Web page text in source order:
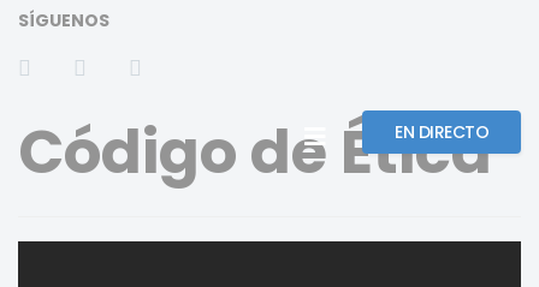
SÍGUENOS
EN DIRECTO
Código de Ética